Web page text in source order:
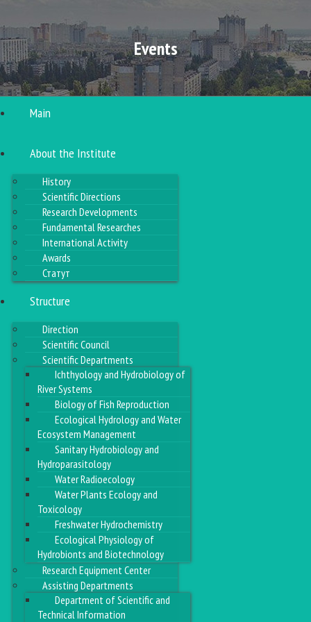
Main
About the Institute
History
Scientific Directions
Research Developments
Fundamental Researches
International Activity
Awards
Статут
Structure
Direction
Scientific Council
Scientific Departments
Ichthyology and Hydrobiology of
River Systems
Biology of Fish Reproduction
Ecological Hydrology and Water
Ecosystem Management
Sanitary Hydrobiology and
Hydroparasitology
Water Radioecology
Water Plants Ecology and
Toxicology
Freshwater Hydrochemistry
Ecological Physiology of
Hydrobionts and Biotechnology
Research Equipment Center
Assisting Departments
Department of Scientific and
Technical Information
Events